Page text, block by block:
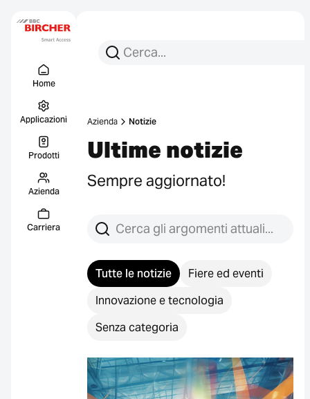
Home
Applicazioni
Prodotti
Azienda
Carriera
Cerca per:
Ricerca
Azienda Notizie
Ultime notizie
Sempre aggiornato!
Cerca tra i post
Tutte le notizie
Fiere ed eventi
Innovazione e tecnologia
Senza categoria
3 Risultati